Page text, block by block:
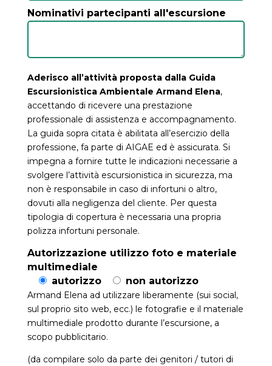
Nominativi partecipanti all'escursione
Aderisco all’attività proposta dalla Guida
Escursionistica Ambientale Armand Elena,
accettando di ricevere una prestazione
professionale di assistenza e accompagnamento.
La guida sopra citata è abilitata all’esercizio della
professione, fa parte di AIGAE ed è assicurata. Si
impegna a fornire tutte le indicazioni necessarie a
svolgere l’attività escursionistica in sicurezza, ma
non è responsabile in caso di infortuni o altro,
dovuti alla negligenza del cliente. Per questa
tipologia di copertura è necessaria una propria
polizza infortuni personale.
Autorizzazione utilizzo foto e materiale
multimediale
autorizzo
non autorizzo
Armand Elena ad utilizzare liberamente (sui social,
sul proprio sito web, ecc.) le fotografie e il materiale
multimediale prodotto durante l’escursione, a
scopo pubblicitario.
(da compilare solo da parte dei genitori / tutori di